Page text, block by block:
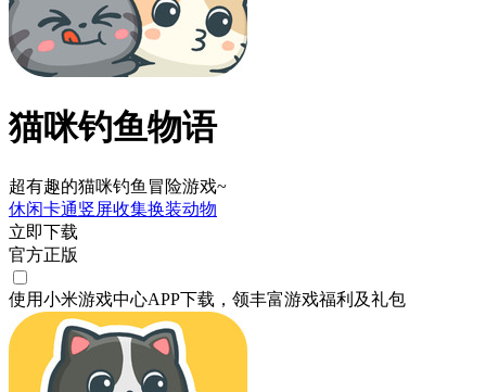
猫咪钓鱼物语
超有趣的猫咪钓鱼冒险游戏~
休闲卡通竖屏收集换装动物
立即下载
官方正版
使用小米游戏中心APP下载 ，领丰富游戏福利 及礼包